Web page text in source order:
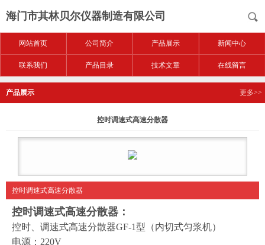
海门市其林贝尔仪器制造有限公司
网站首页 公司简介 产品展示 新闻中心
联系我们 产品目录 技术文章 在线留言
产品展示 更多>>
控时调速式高速分散器
控时调速式高速分散器
控时调速式高速分散器：
控时、调速式高速分散器GF-1型（内切式匀浆机）
电源：220V